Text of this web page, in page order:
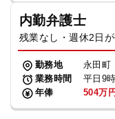
内勤弁護士
残業なし・週休2日
勤務地
永田町
業務時間
平日9
年俸
504万円